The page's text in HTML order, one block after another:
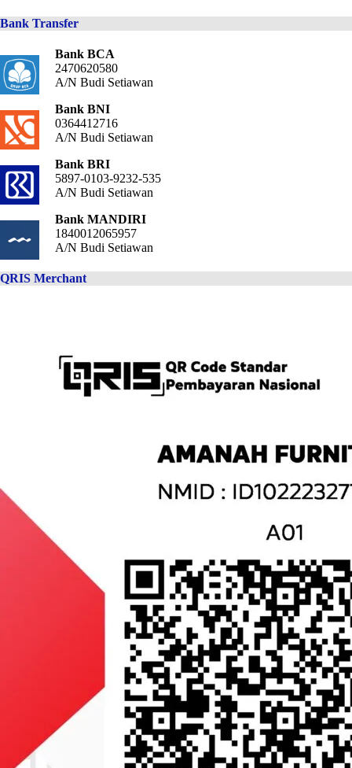
Bank Transfer
Bank BCA
2470620580
A/N Budi Setiawan
Bank BNI
0364412716
A/N Budi Setiawan
Bank BRI
5897-0103-9232-535
A/N Budi Setiawan
Bank MANDIRI
1840012065957
A/N Budi Setiawan
QRIS Merchant